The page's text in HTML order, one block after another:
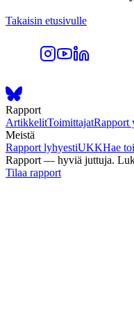
Takaisin etusivulle
Rapport
ArtikkelitToimittajatRapport
Meistä
Rapport lyhyestiUKKHae
Rapport — hyviä juttuja.
Tilaa rapport